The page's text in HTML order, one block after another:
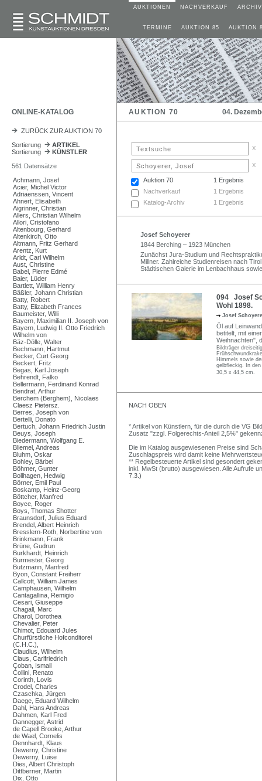
AUKTIONEN NACHVERKAUF ARCHIV
TERMINE AUKTION 85 AUKTION
ONLINE-KATALOG AUKTION 70 04.
ZURÜCK ZUR AUKTION 70
Sortierung
ARTIKEL
Sortierung
KÜNSTLER
561 Datensätze
Achmann, Josef
Acier, Michel Victor
Adriaenssen, Vincent
Ahnert, Elisabeth
Aigrinner, Christian
Allers, Christian Wilhelm
Allori, Cristofano
Altenbourg, Gerhard
Altenkirch, Otto
Altmann, Fritz Gerhard
Arentz, Kurt
Arldt, Carl Wilhelm
Aust, Christine
Babel, Pierre Edmé
Baier, Lüder
Bartlett, William Henry
Bäßler, Johann Christian
Batty, Robert
Batty, Elizabeth Frances
Baumeister, Willi
Bayern, Maximilian II. Joseph von
Bayern, Ludwig II. Otto Friedrich
Wilhelm von
Bäz-Dölle, Walter
Bechmann, Hartmut
Becker, Curt Georg
Beckert, Fritz
Begas, Karl Joseph
Behrendt, Falko
Bellermann, Ferdinand Konrad
Bendrat, Arthur
Berchem (Berghem), Nicolaes
Claesz Pietersz.
Berres, Joseph von
Bertelli, Donato
Bertuch, Johann Friedrich Justin
Beuys, Joseph
Biedermann, Wolfgang E.
Bliemel, Andreas
Bluhm, Oskar
Bohley, Bärbel
Böhmer, Gunter
Bollhagen, Hedwig
Börner, Emil Paul
Boskamp, Heinz-Georg
Böttcher, Manfred
Boyce, Roger
Boys, Thomas Shotter
Braunsdorf, Julius Eduard
Brendel, Albert Heinrich
Bresslern-Roth, Norbertine von
Brinkmann, Frank
Brüne, Gudrun
Burkhardt, Heinrich
Burmester, Georg
Butzmann, Manfred
Byon, Constant Freiherr
Callcott, William James
Camphausen, Wilhelm
Cantagallina, Remigio
Cesari, Giuseppe
Chagall, Marc
Charol, Dorothea
Chevalier, Peter
Chimot, Edouard Jules
Churfürstliche Hofconditorei
(C.H.C.),
Claudius, Wilhelm
Claus, Carlfriedrich
Çoban, Ismail
Collini, Renato
Corinth, Lovis
Crodel, Charles
Czaschka, Jürgen
Daege, Eduard Wilhelm
Dahl, Hans Andreas
Dahmen, Karl Fred
Dannegger, Astrid
de Capell Brooke, Arthur
de Wael, Cornelis
Dennhardt, Klaus
Dewerny, Christine
Dewerny, Luise
Dies, Albert Christoph
Dittberner, Martin
Dix, Otto
x
x
Auktion 70
1 Ergebnis
Nachverkauf
1 Ergebnis
Katalog-Archiv
1 Ergebnis
Josef Schoyerer
1844 Berching – 1923 München
Zunächst Jura-Studium und
Millner. Zahlreiche Studienreisen nach
Städtischen Galerie im Lenbachhaus
094 Josef
Wohl 1898.
Josef
Öl auf
betitelt, mit
Weihnachten",
Bildträger
Himmels sowie
gelbfleckig. In
30,5 x 44,5 cm.
NACH OBEN
* Artikel von Künstlern, für die durch die VG
Zusatz "zzgl. Folgerechts-Anteil 2,5%"
Die im Katalog ausgewiesenen Preise sind
Zuschlagspreis wird damit keine
** Regelbesteuerte Artikel sind gesondert
inkl. MwSt (brutto) ausgewiesen. Alle Aufrufe
7.3.)